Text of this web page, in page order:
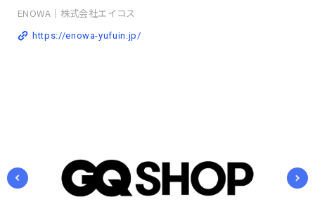
ENOWA｜株式会社エイコス
https://enowa-yufuin.jp/